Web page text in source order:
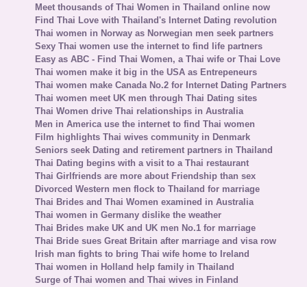
Meet thousands of Thai Women in Thailand online now
Find Thai Love with Thailand's Internet Dating revolution
Thai women in Norway as Norwegian men seek partners
Sexy Thai women use the internet to find life partners
Easy as ABC - Find Thai Women, a Thai wife or Thai Love
Thai women make it big in the USA as Entrepeneurs
Thai women make Canada No.2 for Internet Dating Partners
Thai women meet UK men through Thai Dating sites
Thai Women drive Thai relationships in Australia
Men in America use the internet to find Thai women
Film highlights Thai wives community in Denmark
Seniors seek Dating and retirement partners in Thailand
Thai Dating begins with a visit to a Thai restaurant
Thai Girlfriends are more about Friendship than sex
Divorced Western men flock to Thailand for marriage
Thai Brides and Thai Women examined in Australia
Thai women in Germany dislike the weather
Thai Brides make UK and UK men No.1 for marriage
Thai Bride sues Great Britain after marriage and visa row
Irish man fights to bring Thai wife home to Ireland
Thai women in Holland help family in Thailand
Surge of Thai women and Thai wives in Finland